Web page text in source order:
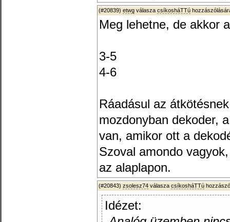
(#20839) etwg válasza csíkosháTTú
Meg lehetne, de akkor
3-5
4-6
Ráadásul az
mozdonyban dekoder,
van, amikor ott a
Szoval amondo
az alaplapon.
(#20843) zsolesz74 válasza csíkosháTTú
Idézet: